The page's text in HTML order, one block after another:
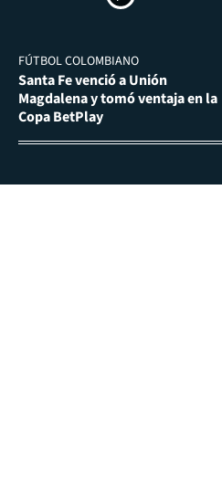
FÚTBOL COLOMBIANO
Santa Fe venció a Unión
Magdalena y tomó ventaja en la
Copa BetPlay